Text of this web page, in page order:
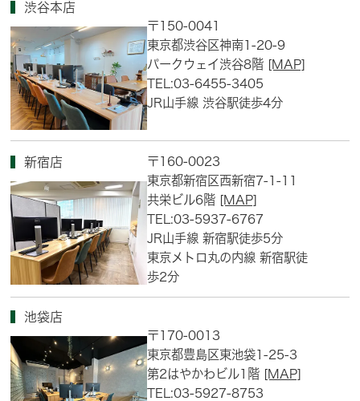
渋谷本店
〒150-0041
東京都渋谷区神南1-20-9
パークウェイ渋谷8階 [MAP]
TEL:03-6455-3405
JR山手線 渋谷駅徒歩4分
新宿店
〒160-0023
東京都新宿区西新宿7-1-11
共栄ビル6階 [MAP]
TEL:03-5937-6767
JR山手線 新宿駅徒歩5分
東京メトロ丸の内線 新宿駅徒
歩2分
池袋店
〒170-0013
東京都豊島区東池袋1-25-3
第2はやかわビル1階 [MAP]
TEL:03-5927-8753